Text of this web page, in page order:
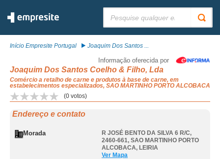
Início Empresite Portugal Joaquim Dos Santos ...
Informação oferecida por
Joaquim Dos Santos Coelho & Filho, Lda
Comércio a retalho de carne e produtos à base de carne, em
estabelecimentos especializados, SAO MARTINHO PORTO ALCOBACA
(0 votos)
Endereço e contato
Morada
R JOSÉ BENTO DA SILVA 6 R/C,
2460-661, SAO MARTINHO PORTO
ALCOBACA, LEIRIA
Ver Mapa